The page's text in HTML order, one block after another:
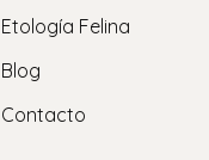
Etología Felina
Blog
Contacto